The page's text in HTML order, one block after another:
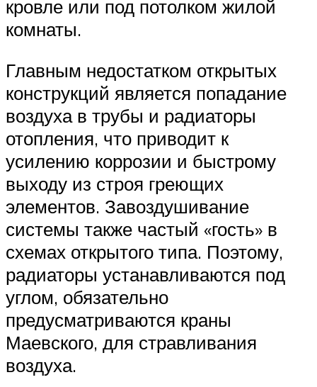
кровле или под потолком жилой
комнаты.
Главным недостатком открытых
конструкций является попадание
воздуха в трубы и радиаторы
отопления, что приводит к
усилению коррозии и быстрому
выходу из строя греющих
элементов. Завоздушивание
системы также частый «гость» в
схемах открытого типа. Поэтому,
радиаторы устанавливаются под
углом, обязательно
предусматриваются краны
Маевского, для стравливания
воздуха.